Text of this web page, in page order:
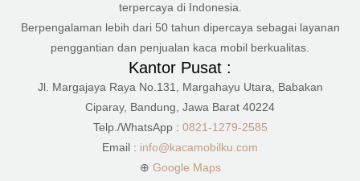
terpercaya di Indonesia.
Berpengalaman lebih dari 50 tahun dipercaya sebagai layanan
penggantian dan penjualan kaca mobil berkualitas.
Kantor Pusat :
Jl. Margajaya Raya No.131, Margahayu Utara, Babakan
Ciparay, Bandung, Jawa Barat 40224
Telp./WhatsApp : 0821-1279-2585
Email : info@kacamobilku.com
⊕ Google Maps